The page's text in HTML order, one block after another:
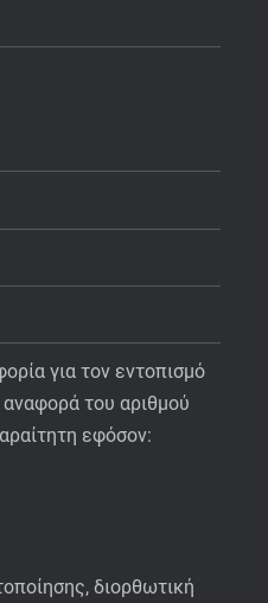
για τον εντοπισµό
του αριθµού
εφόσον:
διορθωτική